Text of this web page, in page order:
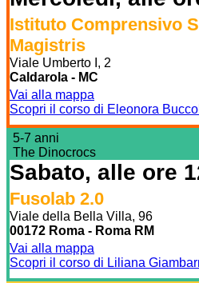
Istituto Comprensivo
Magistris
Viale Umberto I, 2
Caldarola - MC
Vai alla mappa
Scopri il corso di Eleonora
5-7 anni
The Dinocrocs
Sabato, alle ore
Fusolab 2.0
Viale della Bella Villa, 96
00172 Roma - Roma RM
Vai alla mappa
Scopri il corso di Liliana